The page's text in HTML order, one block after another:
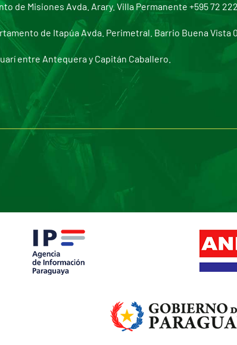
de Misiones Avda. Arary. Villa Permanente +595 72 222
de Itapúa Avda. Perimetral. Barrio Buena Vista
entre Antequera y Capitán Caballero.